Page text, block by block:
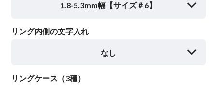
1.8-5.3mm幅【サイズ＃6】
リング内側の文字入れ
なし
リングケース（3種）